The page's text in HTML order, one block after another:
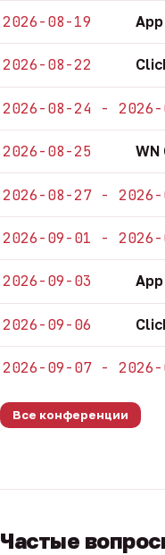
2026-08-19
2026-08-22
2026-08-24 - 2026-
2026-08-25
2026-08-27 - 2026-
2026-09-01 - 2026-
2026-09-03
2026-09-06
2026-09-07 - 2026-
Все конференции
Частые